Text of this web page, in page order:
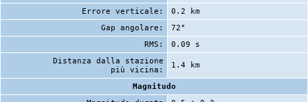
Errore verticale:
0.2 km
Gap angolare:
72°
RMS:
0.09 s
Distanza dalla stazione
più vicina:
1.4 km
Magnitudo